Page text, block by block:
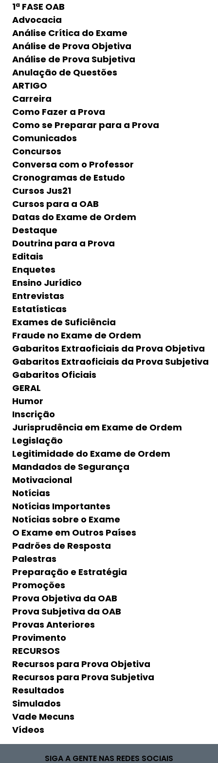
1ª FASE OAB
Advocacia
Análise Crítica do Exame
Análise de Prova Objetiva
Análise de Prova Subjetiva
Anulação de Questões
ARTIGO
Carreira
Como Fazer a Prova
Como se Preparar para a Prova
Comunicados
Concursos
Conversa com o Professor
Cronogramas de Estudo
Cursos Jus21
Cursos para a OAB
Datas do Exame de Ordem
Destaque
Doutrina para a Prova
Editais
Enquetes
Ensino Jurídico
Entrevistas
Estatísticas
Exames de Suficiência
Fraude no Exame de Ordem
Gabaritos Extraoficiais da Prova Objetiva
Gabaritos Extraoficiais da Prova Subjetiva
Gabaritos Oficiais
GERAL
Humor
Inscrição
Jurisprudência em Exame de Ordem
Legislação
Legitimidade do Exame de Ordem
Mandados de Segurança
Motivacional
Notícias
Notícias Importantes
Notícias sobre o Exame
O Exame em Outros Países
Padrões de Resposta
Palestras
Preparação e Estratégia
Promoções
Prova Objetiva da OAB
Prova Subjetiva da OAB
Provas Anteriores
Provimento
RECURSOS
Recursos para Prova Objetiva
Recursos para Prova Subjetiva
Resultados
Simulados
Vade Mecuns
Vídeos
SIGA A GENTE NAS REDES SOCIAIS